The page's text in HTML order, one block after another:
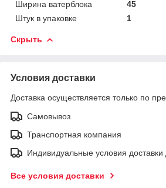
Ширина ватерблока
45
Штук в упаковке
1
Скрыть
Условия доставки
Доставка осуществляется только по
Самовывоз
Транспортная компания
Индивидуальные условия
Все условия доставки